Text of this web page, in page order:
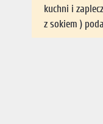
kuchni i
z sokiem )